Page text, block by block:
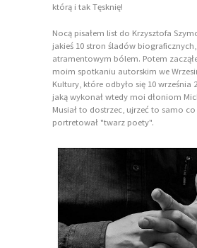
którą i tak Tęsknię!
Nocą pisałem list do Krzysztofa
jakieś 10 stron śladów
atramentowym bólem. Potem
moim spotkaniu autorskim we
Kultury, które odbyło się 10 września
jaką wykonał wtedy moi dłoniom
Musiał to dostrzec, ujrzeć to samo
portretował "twarz poety".